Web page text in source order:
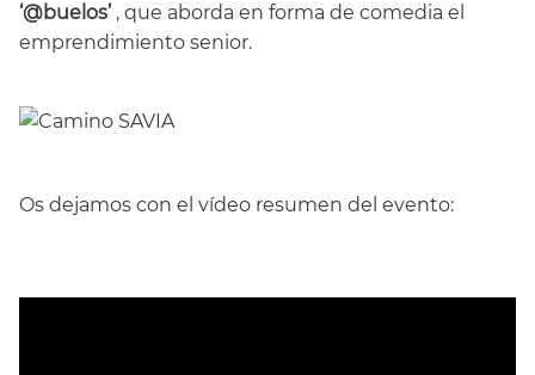
‘@buelos’ , que aborda en forma de comedia el
emprendimiento senior.
Os dejamos con el vídeo resumen del evento: